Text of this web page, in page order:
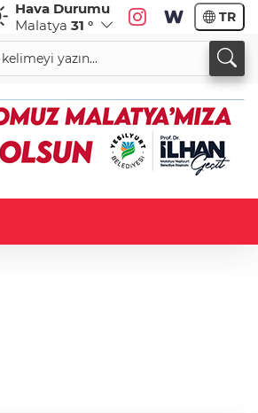
Hava Durumu
Malatya 31 ° TR